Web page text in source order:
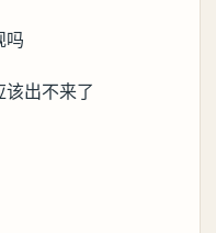
吗
出不来了